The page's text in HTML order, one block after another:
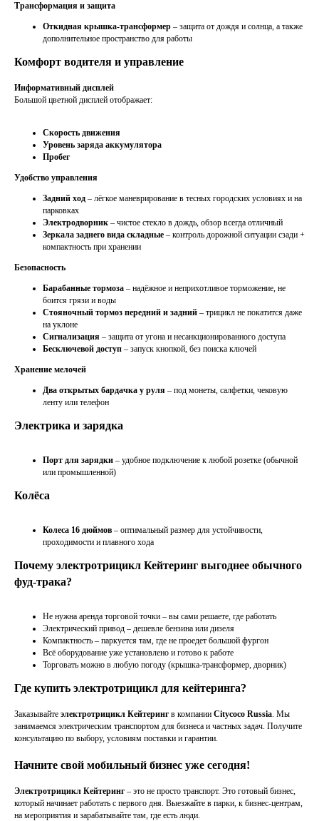
Трансформация и защита
Откидная крышка-трансформер – защита от дождя и солнца, а также
дополнительное пространство для работы
Комфорт водителя и управление
Информативный дисплей
Большой цветной дисплей отображает:
Скорость движения
Уровень заряда аккумулятора
Пробег
Удобство управления
Задний ход – лёгкое маневрирование в тесных городских условиях и на
парковках
Электродворник – чистое стекло в дождь, обзор всегда отличный
Зеркала заднего вида складные – контроль дорожной ситуации сзади +
компактность при хранении
Безопасность
Барабанные тормоза – надёжное и неприхотливое торможение, не
боится грязи и воды
Стояночный тормоз передний и задний – трицикл не покатится даже
на уклоне
Сигнализация – защита от угона и несанкционированного доступа
Бесключевой доступ – запуск кнопкой, без поиска ключей
Хранение мелочей
Два открытых бардачка у руля – под монеты, салфетки, чековую
ленту или телефон
Электрика и зарядка
Порт для зарядки – удобное подключение к любой розетке (обычной
или промышленной)
Колёса
Колеса 16 дюймов – оптимальный размер для устойчивости,
проходимости и плавного хода
Почему электротрицикл Кейтеринг выгоднее обычного
фуд-трака?
Не нужна аренда торговой точки – вы сами решаете, где работать
Электрический привод – дешевле бензина или дизеля
Компактность – паркуется там, где не проедет большой фургон
Всё оборудование уже установлено и готово к работе
Торговать можно в любую погоду (крышка-трансформер, дворник)
Где купить электротрицикл для кейтеринга?
Заказывайте электротрицикл Кейтерингв компании Citycoco Russia. Мы
занимаемся электрическим транспортом для бизнеса и частных задач. Получите
консультацию по выбору, условиям поставки и гарантии.
Начните свой мобильный бизнес уже сегодня!
Электротрицикл Кейтеринг– это не просто транспорт. Это готовый бизнес,
который начинает работать с первого дня. Выезжайте в парки, к бизнес-центрам,
на мероприятия и зарабатывайте там, где есть люди.